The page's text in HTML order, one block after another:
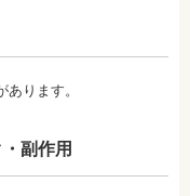
時期に制限が
がおこるケー
い刺激を与えて
ホームホワイ
の施術で思った
ります。
副作用